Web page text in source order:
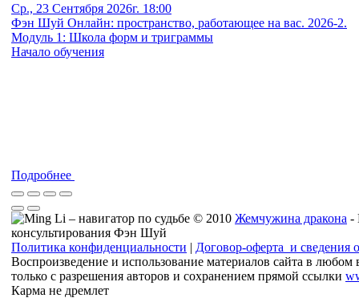
Ср., 23 Сентября 2026г. 18:00
Фэн Шуй Онлайн: пространство, работающее на вас. 2026-2.
Модуль 1: Школа форм и триграммы
Начало обучения
Подробнее
© 2010 Жемчужина дракона -
консультирования Фэн Шуй
Политика конфиденциальности | Договор-оферта и сведения
Воспроизведение и использование материалов сайта в любом
только с разрешения авторов и сохранением прямой ссылки
Карма не дремлет